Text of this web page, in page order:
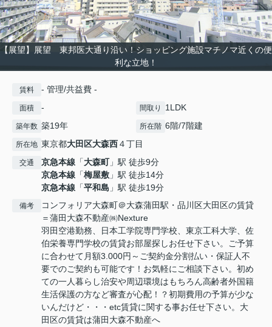
【展望】展望 東邦医大通り沿い！ショッピング施設マチノマ近くの便
利な立地！
賃料 - 管理/共益費 -
面積 - 間取り 1LDK
築年数 築19年 所在階 6階/7階建
所在地 東京都大田区大森西４丁目
交通 京急本線 「大森町」駅 徒歩9分
京急本線 「梅屋敷 」駅 徒歩14分
京急本線 「平和島 」駅 徒歩19分
備考
コンフォリア大森町＠大森蒲田駅・品川区大田区の賃貸
＝蒲田大森不動産㈱Nexture
羽田空港勤務、日本工学院専門学校、東京工科大学、佐
伯栄養専門学校の賃貸お部屋探しお任せ下さい。ご予算
に合わせて月額3.000円～ご契約金分割払い・保証人不
要でのご契約も可能です！お気軽にご相談下さい。初め
ての一人暮らし治安や周辺環境はもちろん高齢者外国籍
生活保護の方など審査が心配！？初期費用の予算が少な
いんだけど・・・etc賃貸に関する事お任せ下さい。大
田区の賃貸は蒲田大森不動産へ